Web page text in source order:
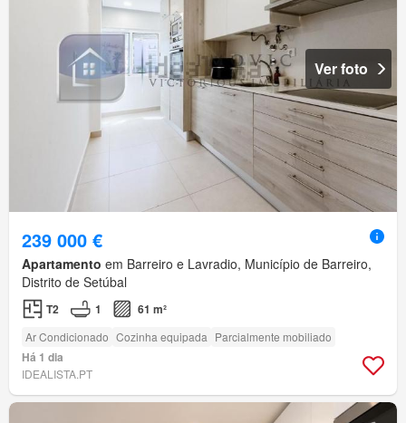
Ver foto
239 000 €
Apartamento em Barreiro e Lavradio, Município de Barreiro,
Distrito de Setúbal
T2 1 61 m²
Ar Condicionado Cozinha equipada Parcialmente mobiliado
Há 1 dia
IDEALISTA.PT